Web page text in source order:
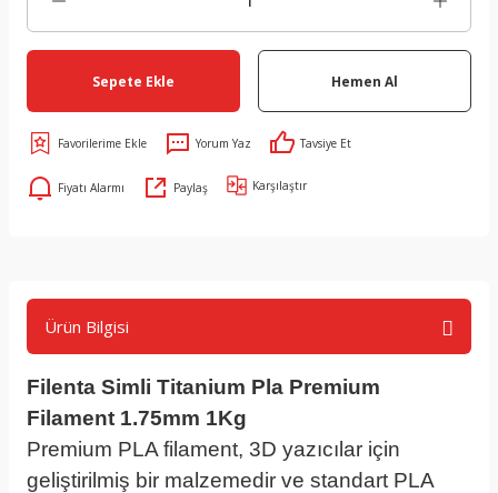
Sepete Ekle Hemen Al
Yorum Yaz Tavsiye Et
Fiyatı Alarmı Paylaş Karşılaştır
Ürün Bilgisi
Filenta Simli Titanium Pla Premium
Filament 1.75mm 1Kg
Premium PLA filament, 3D yazıcılar için
geliştirilmiş bir malzemedir ve standart PLA